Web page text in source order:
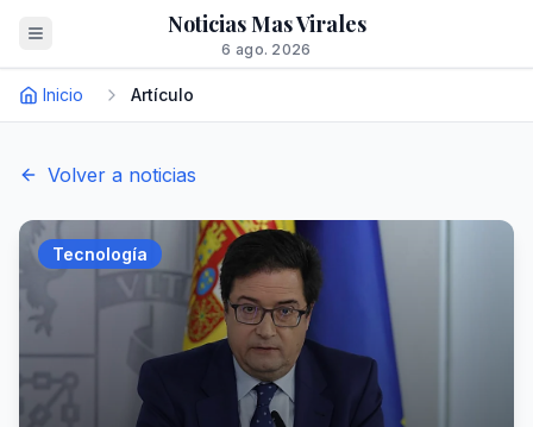
Noticias Mas Virales
6 ago. 2026
Inicio Artículo
Volver a noticias
Tecnología